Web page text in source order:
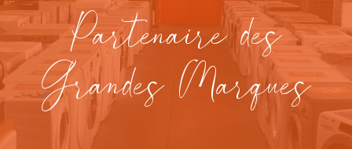
Partenaire des
Grandes Marques